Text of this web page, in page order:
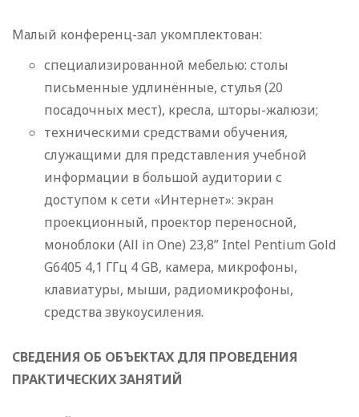
Малый конференц-зал укомплектован:
специализированной мебелью: столы
письменные удлинённые, стулья (20
посадочных мест), кресла, шторы-жалюзи;
техническими средствами обучения,
служащими для представления учебной
информации в большой аудитории с
доступом к сети «Интернет»: экран
проекционный, проектор переносной,
моноблоки (All in One) 23,8” Intel Pentium Gold
G6405 4,1 ГГц 4 GB, камера, микрофоны,
клавиатуры, мыши, радиомикрофоны,
средства звукоусиления.
СВЕДЕНИЯ ОБ ОБЪЕКТАХ ДЛЯ ПРОВЕДЕНИЯ
ПРАКТИЧЕСКИХ ЗАНЯТИЙ